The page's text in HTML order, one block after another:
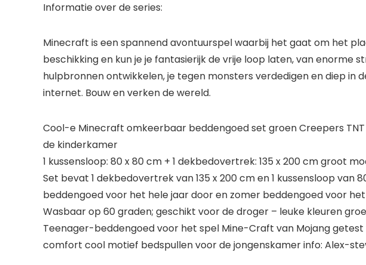
Informatie over de series:
Minecraft is een spannend avontuurspel waarbij het gaat om het
beschikking en kun je je fantasierijk de vrije loop laten, van enorme
hulpbronnen ontwikkelen, je tegen monsters verdedigen en diep in
internet. Bouw en verken de wereld.
Cool-e Minecraft omkeerbaar beddengoed set groen Creepers
de kinderkamer
1 kussensloop: 80 x 80 cm + 1 dekbedovertrek: 135 x 200 cm groot
Set bevat 1 dekbedovertrek van 135 x 200 cm en 1 kussensloop
beddengoed voor het hele jaar door en zomer beddengoed voor
Wasbaar op 60 graden; geschikt voor de droger – leuke kleuren
Teenager-beddengoed voor het spel Mine-Craft van Mojang
comfort cool motief bedspullen voor de jongenskamer info: Alex-